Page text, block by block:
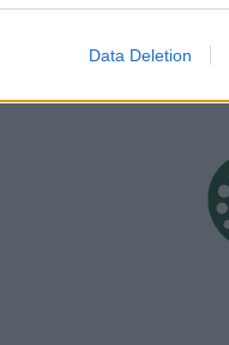
Data Deletion